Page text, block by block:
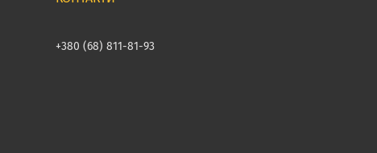
+380 (68) 811-81-93